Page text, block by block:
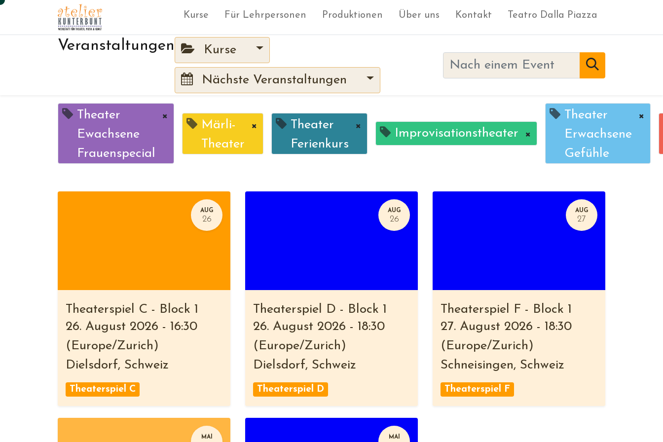
Kurse Für Lehrpersonen Produktionen Über uns Kontakt Teatro Dalla Piazza
Veranstaltungen Kurse
Nächste Veranstaltungen
Theater
Ewachsene
Frauenspecial
×
Märli-
Theater
×
Theater
Ferienkurs
×
Improvisationstheater ×
Theater
Erwachsene
Gefühle
×
AUG
26
Theaterspiel C - Block 1
26. August 2026 - 16:30
( Europe/Zurich )
Dielsdorf, Schweiz
Theaterspiel C
AUG
26
Theaterspiel D - Block 1
26. August 2026 - 18:30
( Europe/Zurich )
Dielsdorf, Schweiz
Theaterspiel D
AUG
27
Theaterspiel F - Block 1
27. August 2026 - 18:30
( Europe/Zurich )
Schneisingen, Schweiz
Theaterspiel F
MAI MAI